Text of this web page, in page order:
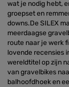
wat je nodig hebt,
groepset en
downs.De SILEX
meerdaagse
route naar je werk
lovende recensies
wereldtitel op zijn
van gravelbikes
balhoofdhoek en